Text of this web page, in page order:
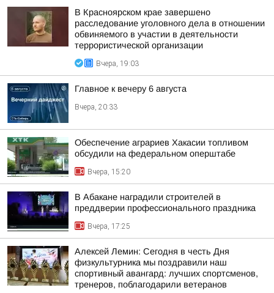
В Красноярском крае завершено
расследование уголовного дела в отношении
обвиняемого в участии в деятельности
террористической организации
Вчера, 19:03
Главное к вечеру 6 августа
Вчера, 20:33
Обеспечение аграриев Хакасии топливом
обсудили на федеральном оперштабе
Вчера, 15:20
В Абакане наградили строителей в
преддверии профессионального праздника
Вчера, 17:25
Алексей Лемин: Сегодня в честь Дня
физкультурника мы поздравили наш
спортивный авангард: лучших спортсменов,
тренеров, поблагодарили ветеранов